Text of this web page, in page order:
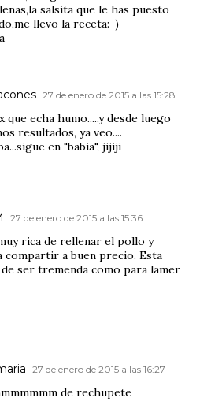
salsita que le has puesto
llevo la receta:-)
27 de enero de 2015 a las 15:28
echa humo.....y desde luego
resultados, ya veo....
en "babia", jijiji
27 de enero de 2015 a las 15:36
rica de rellenar el pollo y
compartir a buen precio. Esta
ser tremenda como para lamer
27 de enero de 2015 a las 16:27
de rechupete